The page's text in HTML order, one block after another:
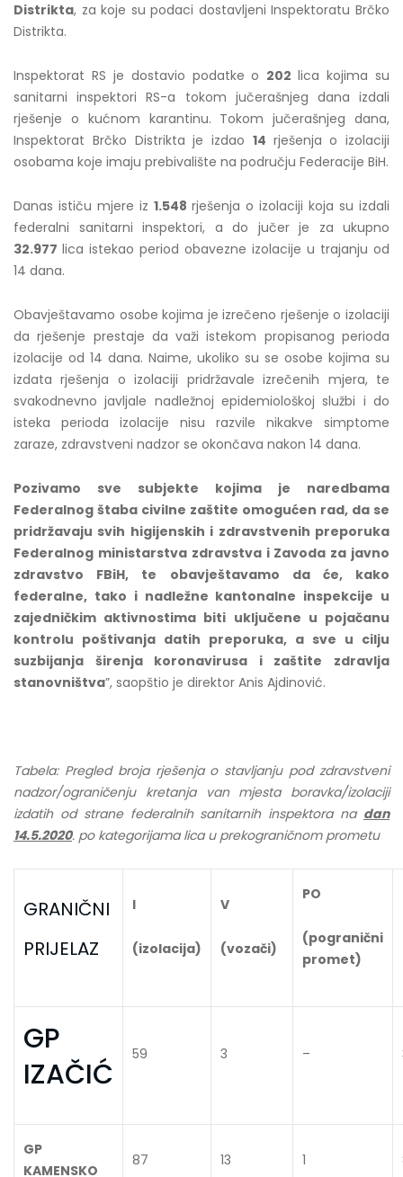
Distrikta, za koje su podaci dostavljeni Inspektoratu Brčko
Distrikta.
Inspektorat RS je dostavio podatke o 202lica kojima su
sanitarni inspektori RS-a tokom jučerašnjeg dana izdali
rješenje o kućnom karantinu. Tokom jučerašnjeg dana,
Inspektorat Brčko Distrikta je izdao 14 rješenja o izolaciji
osobama koje imaju prebivalište na području Federacije BiH.
Danas ističu mjere iz 1.548 rješenja o izolaciji koja su izdali
federalni sanitarni inspektori, a do jučer je za ukupno
32.977 lica istekao period obavezne izolacije u trajanju od
14 dana.
Obavještavamo osobe kojima je izrečeno rješenje o izolaciji
da rješenje prestaje da važi istekom propisanog perioda
izolacije od 14 dana. Naime, ukoliko su se osobe kojima su
izdata rješenja o izolaciji pridržavale izrečenih mjera, te
svakodnevno javljale nadležnoj epidemiološkoj službi i do
isteka perioda izolacije nisu razvile nikakve simptome
zaraze, zdravstveni nadzor se okončava nakon 14 dana.
Pozivamo sve subjekte kojima je naredbama
Federalnog štaba civilne zaštite omogućen rad, da se
pridržavaju svih higijenskih i zdravstvenih preporuka
Federalnog ministarstva zdravstva i Zavoda za javno
zdravstvo FBiH, te obavještavamo da će, kako
federalne, tako i nadležne kantonalne inspekcije u
zajedničkim aktivnostima biti uključene u pojačanu
kontrolu poštivanja datih preporuka, a sve u cilju
suzbijanja širenja koronavirusa i zaštite zdravlja
stanovništva”, saopštio je direktor Anis Ajdinović.
Tabela: Pregled broja rješenja o stavljanju pod zdravstveni
nadzor/ograničenju kretanja van mjesta boravka/izolaciji
izdatih od strane federalnih sanitarnih inspektora na dan
14.5.2020. po kategorijama lica u prekograničnom prometu
GRANIČNI
PRIJELAZ
I
(izolacija)
V
(vozači)
PO
(pogranični
promet)
GP
IZAČIĆ
59 3 –
GP
KAMENSKO
87 13 1